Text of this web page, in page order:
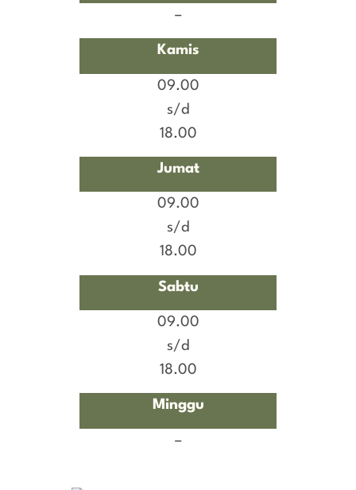
–
Kamis
09.00
s/d
18.00
Jumat
09.00
s/d
18.00
Sabtu
09.00
s/d
18.00
Minggu
–